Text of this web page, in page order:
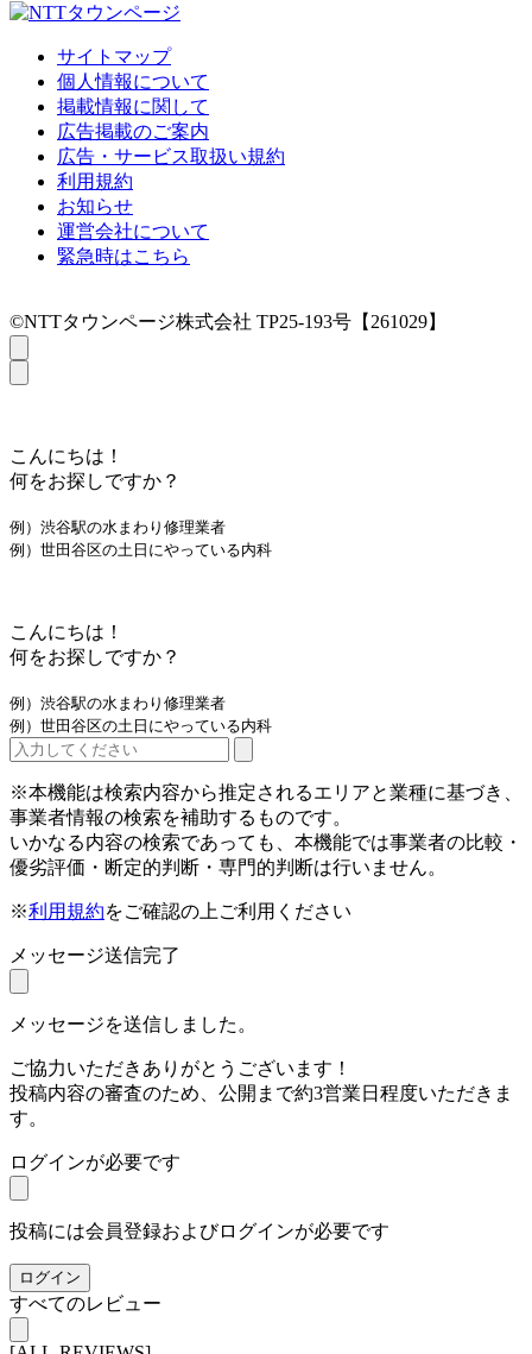
サイトマップ
個人情報について
掲載情報に関して
広告掲載のご案内
広告・サービス取扱い規約
利用規約
お知らせ
運営会社について
緊急時はこちら
©NTTタウンページ株式会社 TP25-193号【261029】
こんにちは！
何をお探しですか？
例）渋谷駅の水まわり修理業者
例）世田谷区の土日にやっている内科
こんにちは！
何をお探しですか？
例）渋谷駅の水まわり修理業者
例）世田谷区の土日にやっている内科
※本機能は検索内容から推定されるエリアと業種に基づき、
事業者情報の検索を補助するものです。
いかなる内容の検索であっても、本機能では事業者の比較・
優劣評価・断定的判断・専門的判断は行いません。
※利用規約をご確認の上ご利用ください
メッセージ送信完了
メッセージを送信しました。
ご協力いただきありがとうございます！
投稿内容の審査のため、公開まで約3営業日程度いただきま
す。
ログインが必要です
投稿には会員登録およびログインが必要です
ログイン
すべてのレビュー